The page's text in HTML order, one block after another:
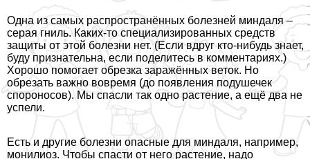
Одна из самых распространённых болезней миндаля –
серая гниль. Каких-то специализированных средств
защиты от этой болезни нет. (Если вдруг кто-нибудь знает,
буду признательна, если поделитесь в комментариях.)
Хорошо помогает обрезка заражённых веток. Но
обрезать важно вовремя (до появления подушечек
спороносов). Мы спасли так одно растение, а ещё два не
успели.
Есть и другие болезни опасные для миндаля, например,
монилиоз. Чтобы спасти от него растение, надо